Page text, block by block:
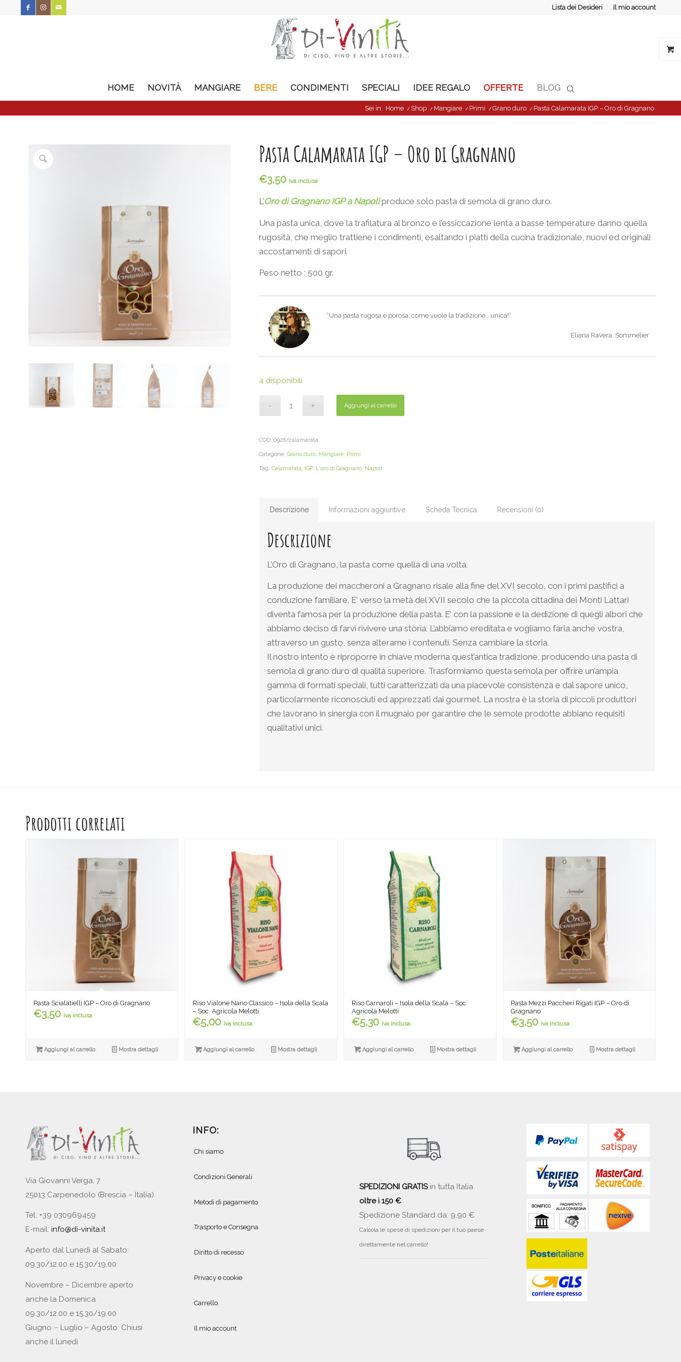
Lista dei Desideri Il mio account
HOME NOVITÀ MANGIARE BERE CONDIMENTI SPECIALI IDEE REGALO OFFERTE BLOG
Sei in: Home / Shop / Mangiare / Primi / Grano duro / Pasta Calamarata IGP – Oro di Gragnano
Pasta Calamarata IGP – Oro di Gragnano
€3,50 iva inclusa
L’Oro di Gragnano IGP a Napoliproduce solo pasta di semola di grano duro.
Una pasta unica, dove la trafilatura al bronzo e l’essiccazione lenta a basse temperature danno quella
rugosità, che meglio trattiene i condimenti, esaltando i piatti della cucina tradizionale, nuovi ed originali
accostamenti di sapori.
Peso netto : 500 gr.
“Una pasta rugosa e porosa, come vuole la tradizione… unica!”
Eliana Ravera, Sommelier
4 disponibili
Aggiungi al carrello
COD: 0928/calamarata
Categorie: Grano duro, Mangiare, Primi
Tag: Calamarata IGP, L'oro di Gragnano, Napoli
Descrizione Informazioni aggiuntive Scheda Tecnica Recensioni (0)
Descrizione
L’Oro di Gragnano, la pasta come quella di una volta.
La produzione dei maccheroni a Gragnano risale alla fine del XVI secolo, con i primi pastifici a
conduzione familiare. E’ verso la metà del XVII secolo che la piccola cittadina dei Monti Lattari
diventa famosa per la produzione della pasta. E’ con la passione e la dedizione di quegli albori che
abbiamo deciso di farvi rivivere una storia. L’abbiamo ereditata e vogliamo farla anche vostra,
attraverso un gusto, senza alterarne i contenuti. Senza cambiare la storia.
Il nostro intento è riproporre in chiave moderna quest’antica tradizione, producendo una pasta di
semola di grano duro di qualità superiore. Trasformiamo questa semola per offrire un’ampia
gamma di formati speciali, tutti caratterizzati da una piacevole consistenza e dal sapore unico,
particolarmente riconosciuti ed apprezzati dai gourmet. La nostra è la storia di piccoli produttori
che lavorano in sinergia con il mugnaio per garantire che le semole prodotte abbiano requisiti
qualitativi unici.
Prodotti correlati
Pasta Scialatielli IGP – Oro di Gragnano
€3,50 iva inclusa
Aggiungi al carrello Mostra dettagli
Riso Vialone Nano Classico – Isola della Scala
– Soc. Agricola Melotti
€5,00 iva inclusa
Aggiungi al carrello Mostra dettagli
Riso Carnaroli – Isola della Scala – Soc.
Agricola Melotti
€5,30 iva inclusa
Aggiungi al carrello Mostra dettagli
Pasta Mezzi Paccheri Rigati IGP – Oro di
Gragnano
€3,50 iva inclusa
Aggiungi al carrello Mostra dettagli
Via Giovanni Verga, 7
25013 Carpenedolo (Brescia – Italia)
Tel. +39 030969459
E-mail: info@di-vinita.it
Aperto dal Lunedì al Sabato:
09.30/12.00 e 15.30/19.00
Novembre – Dicembre aperto
anche la Domenica
09.30/12.00 e 15.30/19.00
Giugno – Luglio – Agosto: Chiusi
anche il lunedì
INFO:
Chi siamo
Condizioni Generali
Metodi di pagamento
Trasporto e Consegna
Diritto di recesso
Privacy e cookie
Carrello
Il mio account
SPEDIZIONI GRATISin tutta Italia
oltre i 150 €
Spedizione Standard da: 9,90 €
Calcola le spese di spedizioni per il tuo paese
direttamente nel carrello!